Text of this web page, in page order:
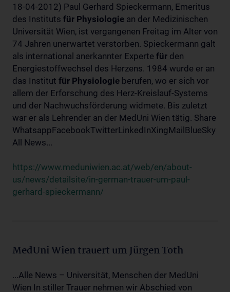
18-04-2012) Paul Gerhard Spieckermann, Emeritus
des Instituts für Physiologie an der Medizinischen
Universität Wien, ist vergangenen Freitag im Alter von
74 Jahren unerwartet verstorben. Spieckermann galt
als international anerkannter Experte für den
Energiestoffwechsel des Herzens. 1984 wurde er an
das Institut für Physiologie berufen, wo er sich vor
allem der Erforschung des Herz-Kreislauf-Systems
und der Nachwuchsförderung widmete. Bis zuletzt
war er als Lehrender an der MedUni Wien tätig. Share
WhatsappFacebookTwitterLinkedInXingMailBlueSky
All News...
https://www.meduniwien.ac.at/web/en/about-
us/news/detailsite/in-german-trauer-um-paul-
gerhard-spieckermann/
MedUni Wien trauert um Jürgen Toth
...Alle News – Universität, Menschen der MedUni
Wien In stiller Trauer nehmen wir Abschied von